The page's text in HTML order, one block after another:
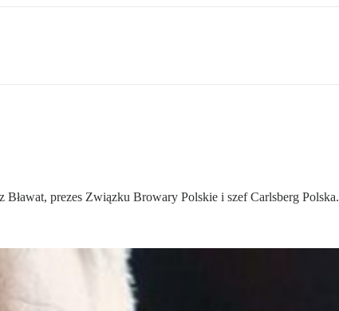
prezes Związku Browary Polskie i szef Carlsberg Polska.